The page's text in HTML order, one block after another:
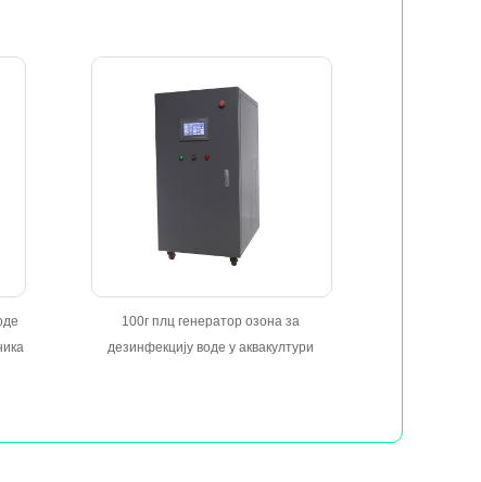
100г плц генератор озона за
дезинфекцију воде у аквакултури